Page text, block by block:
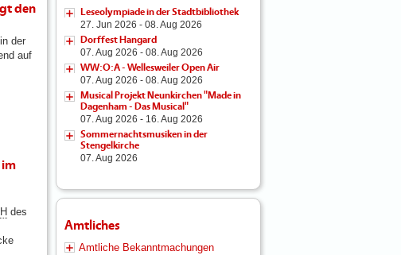
den
der
auf
des
Leseolympiade in der Stadtbibliothek
27. Jun 2026 - 08. Aug 2026
Dorffest Hangard
07. Aug 2026 - 08. Aug 2026
WW:O:A - Wellesweiler Open Air
07. Aug 2026 - 08. Aug 2026
Musical Projekt Neunkirchen "Made in
Dagenham - Das Musical"
07. Aug 2026 - 16. Aug 2026
Sommernachtsmusiken in der
Stengelkirche
07. Aug 2026
Amtliches
Amtliche Bekanntmachungen